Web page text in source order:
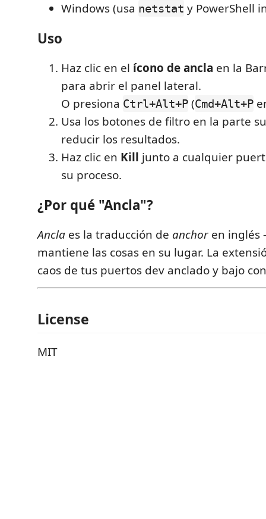
Windows (usa netstat y PowerShell
Uso
Haz clic en el ícono de ancla en la
para abrir el panel lateral.
O presiona Ctrl+Alt+P (Cmd+Alt+P
Usa los botones de filtro en la parte
reducir los resultados.
Haz clic en Kill junto a cualquier
su proceso.
¿Por qué "Ancla"?
Ancla es la traducción de anchor en inglés
mantiene las cosas en su lugar. La
caos de tus puertos dev anclado y bajo
License
MIT